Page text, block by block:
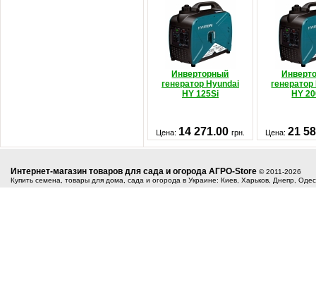
Инверторный
генератор Hyundai
HY 125Si
HY
Цена: 14 271.00 грн. Цена:21
Интернет-магазин товаров для сада и огорода АГРО-Store © 2011-2026
Купить семена, товары для дома, сада и огорода в Украине: Киев, Харьков, Днепр,